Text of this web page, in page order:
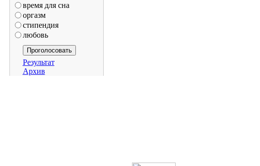
время для сна
оргазм
стипендия
любовь
Результат
Архив